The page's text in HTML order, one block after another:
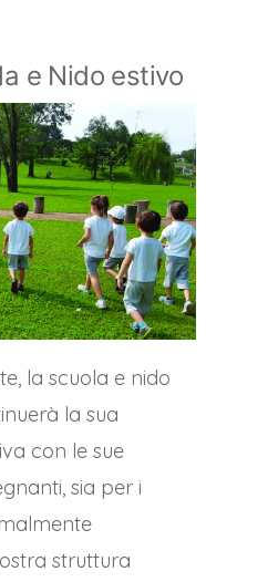
e Nido estivo
la scuola e nido
la sua
con le sue
sia per i
struttura